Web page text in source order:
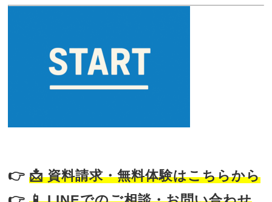
👉📩資料請求・無料体験はこちらから